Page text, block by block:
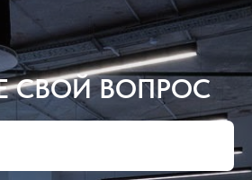
СВОЙ ВОПРОС